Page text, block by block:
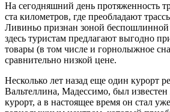
На сегодняшний день протяженность
ста километров, где преобладают
Ливиньо признан зоной
здесь туристам предлагают выгодно
товары (в том числе и горнолыжное
сравнительно низкой цене.
Несколько лет назад еще один курорт
Вальтеллина, Мадессимо, был
курорт, а в настоящее время он стал